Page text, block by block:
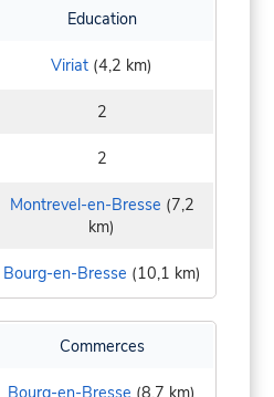
Education
Viriat (4,2 km)
2
2
Montrevel-en-Bresse (7,2
km)
Bourg-en-Bresse (10,1 km)
Commerces